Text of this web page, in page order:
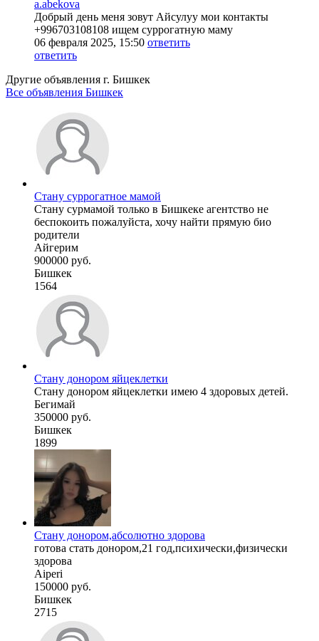
a.abekova
Добрый день меня зовут Айсулуу мои контакты
+996703108108 ищем суррогатную маму
06 февраля 2025, 15:50 ответить
ответить
Другие объявления г. Бишкек
Все объявления Бишкек
Стану суррогатное мамой
Стану сурмамой только в Бишкеке агентство не
беспокоить пожалуйста, хочу найти прямую био
родители
Айгерим
900000 руб.
Бишкек
1564
Стану донором яйцеклетки
Стану донором яйцеклетки имею 4 здоровых детей.
Бегимай
350000 руб.
Бишкек
1899
Стану донором,абсолютно здорова
готова стать донором,21 год,психически,физически
здорова
Aiperi
150000 руб.
Бишкек
2715